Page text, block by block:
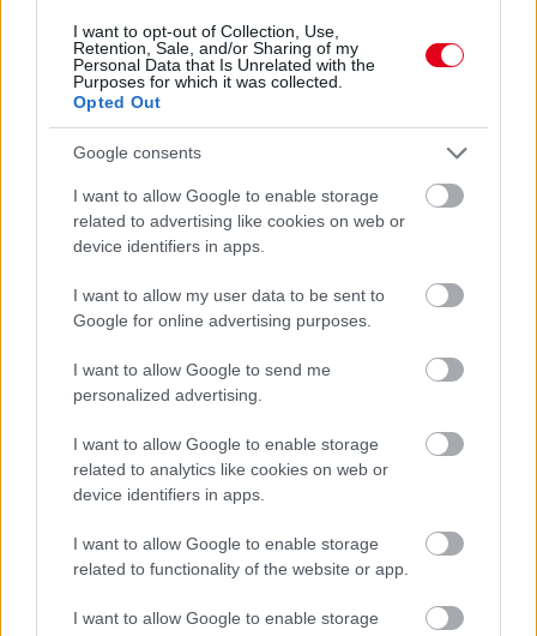
I want to opt-out of Collection, Use,
Retention, Sale, and/or Sharing of my
Personal Data that Is Unrelated with the
Purposes for which it was collected.
Opted Out
Google consents
I want to allow Google to enable storage
related to advertising like cookies on web or
device identifiers in apps.
I want to allow my user data to be sent to
Google for online advertising purposes.
I want to allow Google to send me
personalized advertising.
I want to allow Google to enable storage
related to analytics like cookies on web or
device identifiers in apps.
I want to allow Google to enable storage
related to functionality of the website or app.
I want to allow Google to enable storage
Hamarosan leáll az idei F1-es fejlesztésekkel a Cadillac
1 napja
Az F1-es Német Nagydíj „mindenképpen megvalósul”
Domenicali szerint